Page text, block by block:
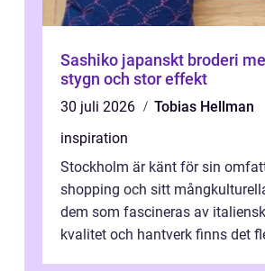
Sashiko japanskt broderi med enkla
stygn och stor effekt
30 juli 2026
Tobias Hellman
inspiration
Stockholm är känt för sin
shopping och sitt
dem som fascineras av
kvalitet och hantverk finns det